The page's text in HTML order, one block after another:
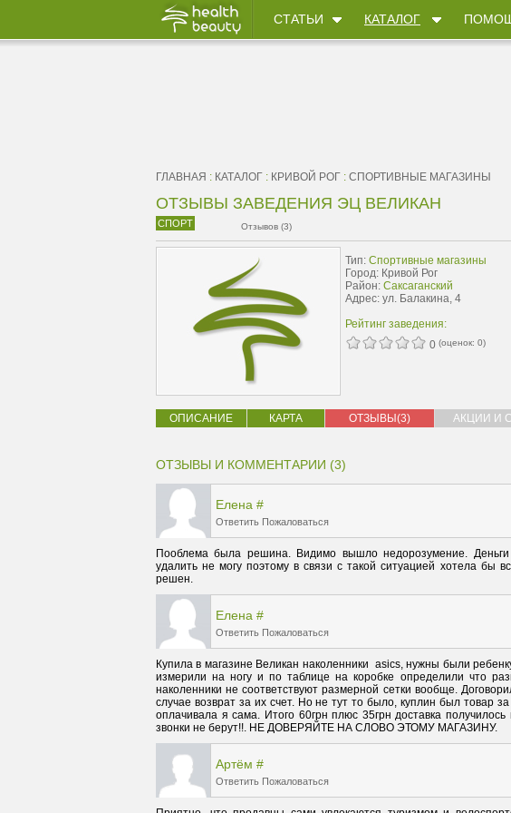
СТАТЬИ КАТАЛОГ
ГЛАВНАЯ : КАТАЛОГ : КРИВОЙ РОГ : CПОРТИВНЫЕ МАГАЗИНЫ
ОТЗЫВЫ ЗАВЕДЕНИЯ ЭЦ ВЕЛИКАН
СПОРТ Отзывов (3)
Тип: Cпортивные магазины
Город: Кривой Рог
Район: Саксаганский
Адрес: ул. Балакина, 4
Рейтинг заведения:
0 (оценок: 0)
ОПИСАНИЕ КАРТА ОТЗЫВЫ(3) АКЦИИ И
ОТЗЫВЫ И КОММЕНТАРИИ (3)
Елена #
Ответить Пожаловаться
Пооблема была решина. Видимо вышло недорозумение.
удалить не могу поэтому в связи с такой ситуацией хотела бы
решен.
Елена #
Ответить Пожаловаться
Купила в магазине Великан наколенники  asics, нужны были
измерили на ногу и по таблице на коробке определили что
наколенники не соответствуют размерной сетки вообще.
случае возврат за их счет. Но не тут то было, куплин был товар
оплачивала я сама. Итого 60грн плюс 35грн доставка
звонки не берут!!. НЕ ДОВЕРЯЙТЕ НА СЛОВО ЭТОМУ МАГАЗИНУ.
Артём #
Ответить Пожаловаться